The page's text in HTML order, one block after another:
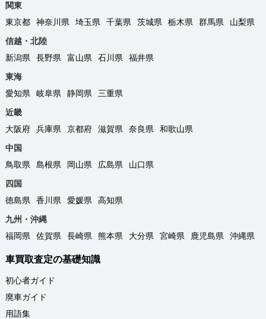
関東
東京都
神奈川県 埼玉県 千葉県 茨城県 栃木県 群馬県
山梨県
信越・北陸
新潟県
長野県 富山県 石川県
福井県
東海
愛知県
岐阜県 静岡県
三重県
近畿
大阪府
兵庫県 京都府 滋賀県 奈良県
和歌山県
中国
鳥取県
島根県 岡山県 広島県
山口県
四国
徳島県
香川県 愛媛県
高知県
九州・沖縄
福岡県
佐賀県 長崎県 熊本県 大分県 宮崎県 鹿児島県 沖縄県
車買取査定の基礎知識
初心者ガイド
廃車ガイド
用語集